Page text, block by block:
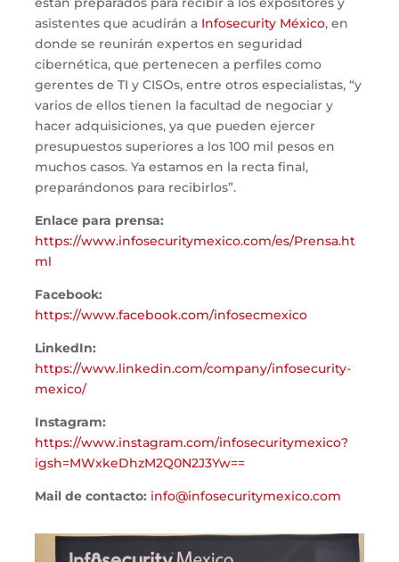
asistentes que acudirán a Infosecurity México, en
donde se reunirán expertos en seguridad
cibernética, que pertenecen a perfiles como
gerentes de TI y CISOs, entre otros especialistas, “y
varios de ellos tienen la facultad de negociar y
hacer adquisiciones, ya que pueden ejercer
presupuestos superiores a los 100 mil pesos en
muchos casos. Ya estamos en la recta final,
preparándonos para recibirlos”.
Enlace para prensa:
https://www.infosecuritymexico.com/es/Prensa.ht
ml
Facebook:
https://www.facebook.com/infosecmexico
LinkedIn:
https://www.linkedin.com/company/infosecurity-
mexico/
Instagram:
https://www.instagram.com/infosecuritymexico?
igsh=MWxkeDhzM2Q0N2J3Yw==
Mail de contacto: info@infosecuritymexico.com